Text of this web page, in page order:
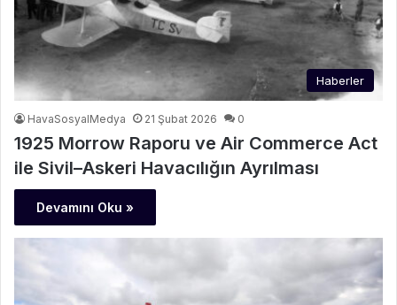
Haberler
HavaSosyalMedya 21 Şubat 2026 0
1925 Morrow Raporu ve Air Commerce Act
ile Sivil–Askeri Havacılığın Ayrılması
Devamını Oku »